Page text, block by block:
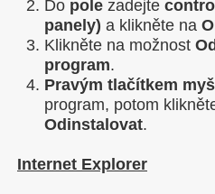
Do pole zadejte
panely) a klikněte na
Klikněte na možnost
program.
Pravým tlačítkem
program, potom
Odinstalovat.
Internet Explorer